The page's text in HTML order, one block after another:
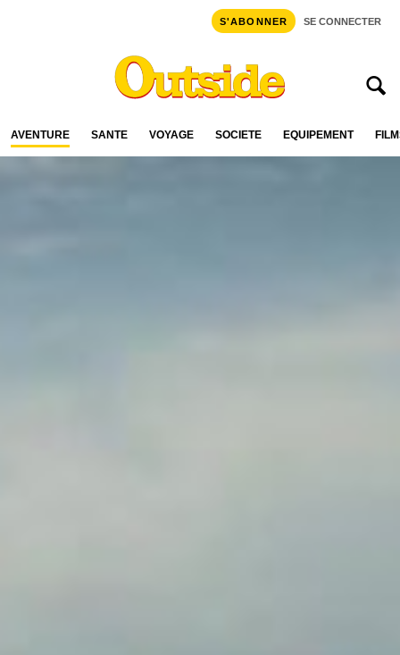
S'ABONNER SE CONNECTER
AVENTURE SANTÉ VOYAGE SOCIÉTÉ ÉQUIPEMENT